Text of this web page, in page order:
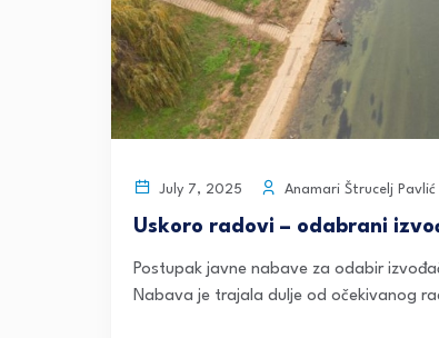
July 7, 2025 Anamari Štrucelj Pavlić
Uskoro radovi – odabrani
Postupak javne nabave za odabir
Nabava je trajala dulje od očekivanog